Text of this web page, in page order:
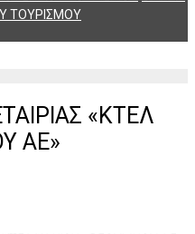
ΤΟΥΡΙΣΜΟΥ
«ΚΤΕΛ
ΑΕ»